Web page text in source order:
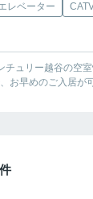
レベーター
チュリー越谷の空
お早めのご入居が